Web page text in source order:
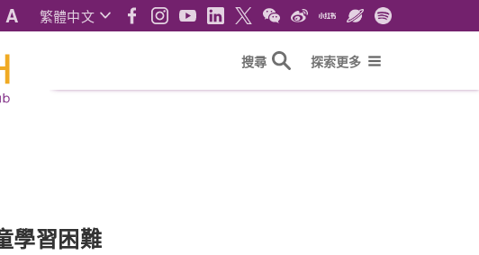
A 繁體中文
搜尋 探索更多
學習困難